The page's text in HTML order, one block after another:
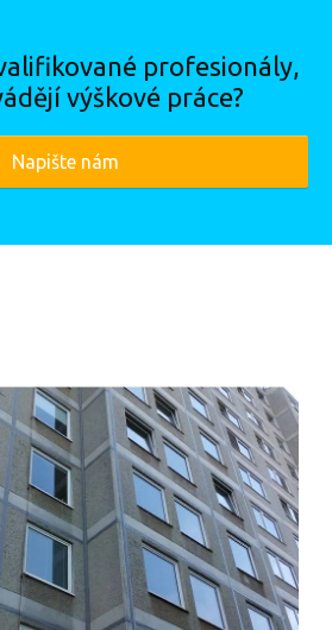
profesionály,
výškové práce?
Napište nám